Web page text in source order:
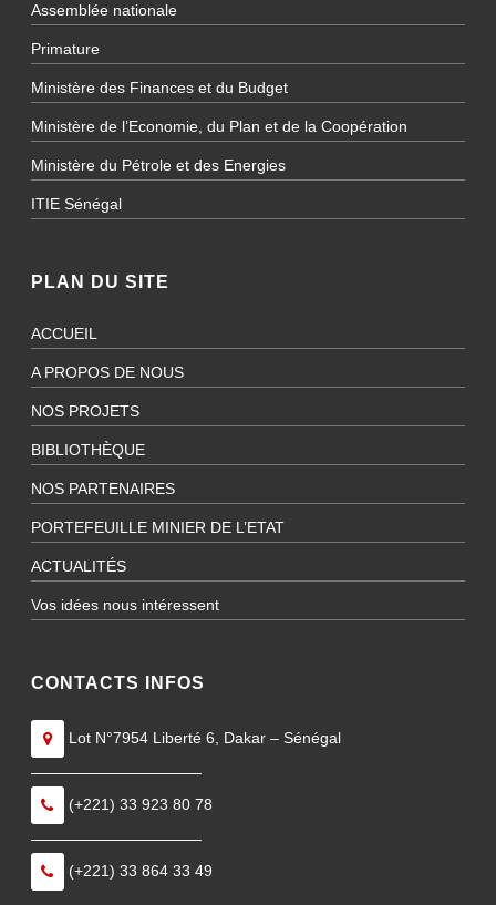
Assemblée nationale
Primature
Ministère des Finances et du Budget
Ministère de l’Economie, du Plan et de la Coopération
Ministère du Pétrole et des Energies
ITIE Sénégal
PLAN DU SITE
ACCUEIL
A PROPOS DE NOUS
NOS PROJETS
BIBLIOTHÈQUE
NOS PARTENAIRES
PORTEFEUILLE MINIER DE L’ETAT
ACTUALITÉS
Vos idées nous intéressent
CONTACTS INFOS
Lot N°7954 Liberté 6, Dakar – Sénégal
———————————
(+221) 33 923 80 78
———————————
(+221) 33 864 33 49